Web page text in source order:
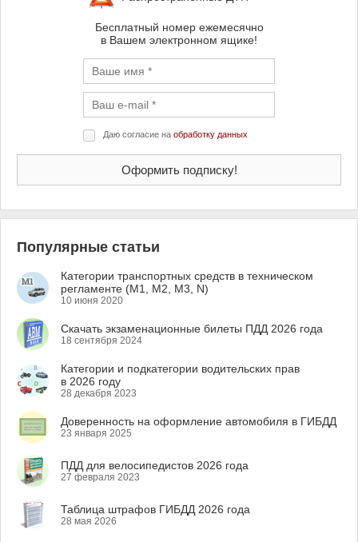
Бесплатный номер ежемесячно
в Вашем электронном ящике!
Даю согласие на обработку данных
Популярные статьи
Категории транспортных средств в техническом
регламенте (M1, M2, M3, N)
10 июня 2020
Скачать экзаменационные билеты ПДД 2026 года
18 сентября 2024
Категории и подкатегории водительских прав
в 2026 году
28 декабря 2023
Доверенность на оформление автомобиля в ГИБДД
23 января 2025
ПДД для велосипедистов 2026 года
27 февраля 2023
Таблица штрафов ГИБДД 2026 года
28 мая 2026